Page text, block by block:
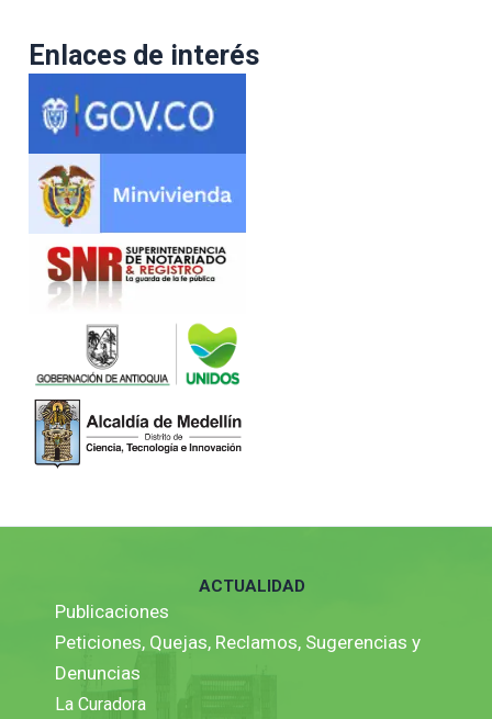
Enlaces de interés
ACTUALIDAD
Publicaciones
Peticiones, Quejas, Reclamos, Sugerencias y
Denuncias
La Curadora